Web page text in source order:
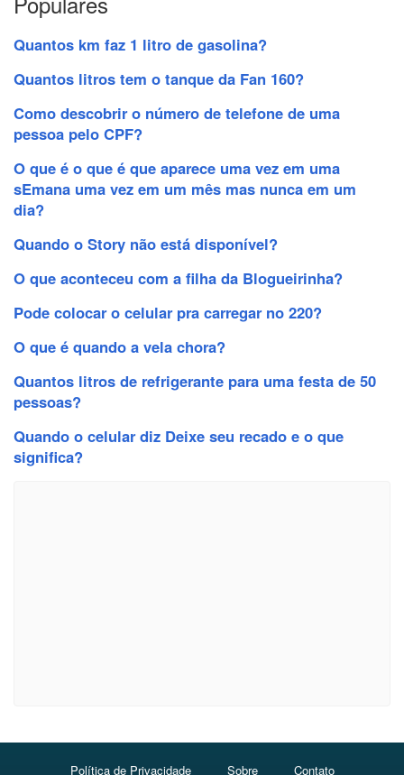
Quantos km faz 1 litro de gasolina?
Quantos litros tem o tanque da Fan 160?
Como descobrir o número de telefone de uma
pessoa pelo CPF?
O que é o que é que aparece uma vez em uma
sEmana uma vez em um mês mas nunca em um
dia?
Quando o Story não está disponível?
O que aconteceu com a filha da Blogueirinha?
Pode colocar o celular pra carregar no 220?
O que é quando a vela chora?
Quantos litros de refrigerante para uma festa de 50
pessoas?
Quando o celular diz Deixe seu recado e o que
significa?
Política de Privacidade Sobre Contato